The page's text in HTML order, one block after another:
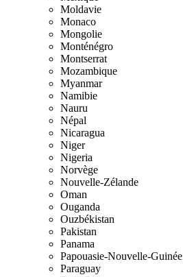
Moldavie
Monaco
Mongolie
Monténégro
Montserrat
Mozambique
Myanmar
Namibie
Nauru
Népal
Nicaragua
Niger
Nigeria
Norvège
Nouvelle-Zélande
Oman
Ouganda
Ouzbékistan
Pakistan
Panama
Papouasie-Nouvelle-Guinée
Paraguay